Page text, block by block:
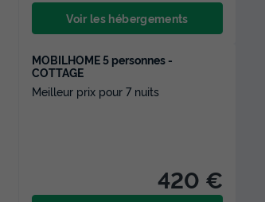
Voir les hébergements
MOBILHOME 5 personnes -
COTTAGE
Meilleur prix pour 7 nuits
420 €